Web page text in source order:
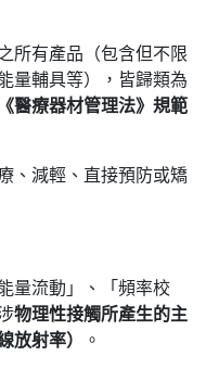
所有產品（包含但不限
量輔具等），皆歸類為
醫療器材管理法》規範
、減輕、直接預防或矯
量流動」、「頻率校
物理性接觸所產生的主
放射率） 。